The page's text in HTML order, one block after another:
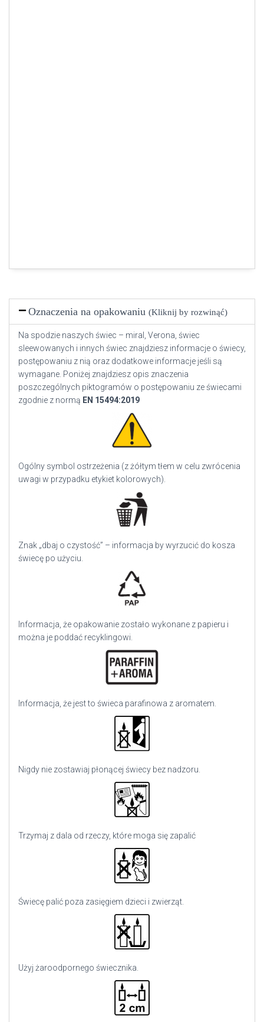
Oznaczenia na opakowaniu (Kliknij by rozwinąć)
Na spodzie naszych świec – miral, Verona, świec
sleewowanych i innych świec znajdziesz informacje o świecy,
postępowaniu z nią oraz dodatkowe informacje jeśli są
wymagane. Poniżej znajdziesz opis znaczenia
poszczególnych piktogramów o postępowaniu ze świecami
zgodnie z normą EN 15494:2019
Ogólny symbol ostrzeżenia (z żółtym tłem w celu zwrócenia
uwagi w przypadku etykiet kolorowych).
Znak „dbaj o czystość” – informacja by wyrzucić do kosza
świecę po użyciu.
Informacja, że opakowanie zostało wykonane z papieru i
można je poddać recyklingowi.
Informacja, że jest to świeca parafinowa z aromatem.
Nigdy nie zostawiaj płonącej świecy bez nadzoru.
Trzymaj z dala od rzeczy, które moga się zapalić
Świecę palić poza zasięgiem dzieci i zwierząt.
Użyj żaroodpornego świecznika.